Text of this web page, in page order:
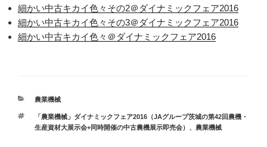
細かい中古キカイ色々その2＠ダイナミックフェア2016
細かい中古キカイ色々その3＠ダイナミックフェア2016
細かい中古キカイ色々＠ダイナミックフェア2016
カ
リ
農業機械
タ
グ
「農業機械」ダイナミックフェア2016（JAグループ茨城の第42回農機・
生産資材大展示会+同時開催の中古農機展示即売会） 、 農業機械